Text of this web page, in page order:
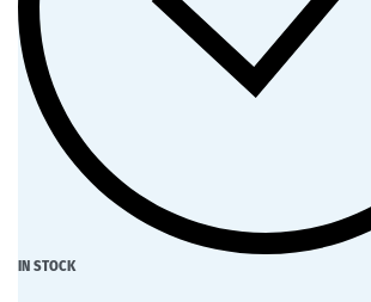
IN STOCK